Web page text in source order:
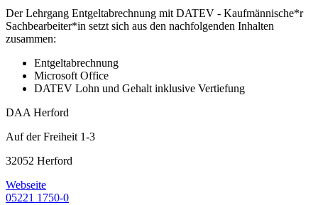
Der Lehrgang Entgeltabrechnung mit DATEV - Kaufmännische*r
Sachbearbeiter*in setzt sich aus den nachfolgenden Inhalten
zusammen:
Entgeltabrechnung
Microsoft Office
DATEV Lohn und Gehalt inklusive Vertiefung
DAA Herford
Auf der Freiheit 1-3
32052 Herford
Webseite
05221 1750-0